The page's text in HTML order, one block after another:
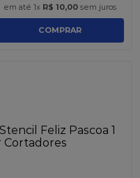
em até 1x R$ 10,00sem juros
COMPRAR